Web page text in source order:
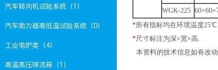
汽车转向机试验系统（1）
汽车助力器高低温试验系统（0）
工业电炉类（4）
高温高压筛选箱（1）
WGK-225
*所有指标均在环境温度
*尺寸标注为深×宽×高.
本资料的技术信息如有改